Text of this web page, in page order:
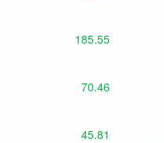
185.55
70.46
45.81